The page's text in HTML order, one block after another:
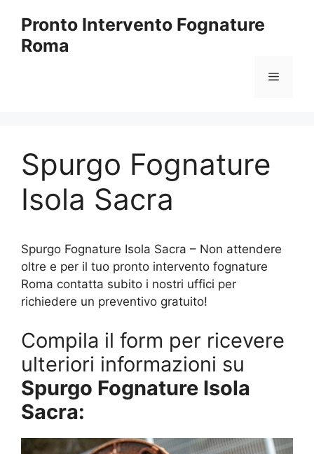
contenuto
Pronto Intervento Fognature
Roma
Menu
Spurgo Fognature
Isola Sacra
Spurgo Fognature Isola Sacra – Non attendere
oltre e per il tuo pronto intervento fognature
Roma contatta subito i nostri uffici per
richiedere un preventivo gratuito!
Compila il form per ricevere
ulteriori informazioni su
Spurgo Fognature Isola
Sacra: